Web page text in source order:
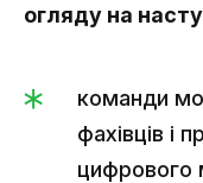
огляду на
команди
фахівців і
цифрового